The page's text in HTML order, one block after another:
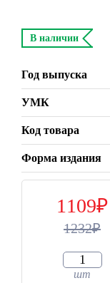
В наличии
Год выпуска
УМК
Код товара
Форма издания
1109
1232
шт